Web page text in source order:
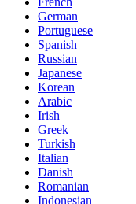
German
Portuguese
Spanish
Russian
Japanese
Korean
Arabic
Irish
Greek
Turkish
Italian
Danish
Romanian
Indonesian